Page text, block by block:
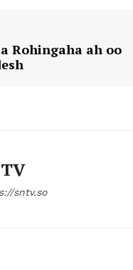
Rohingaha ah oo
sntv.so